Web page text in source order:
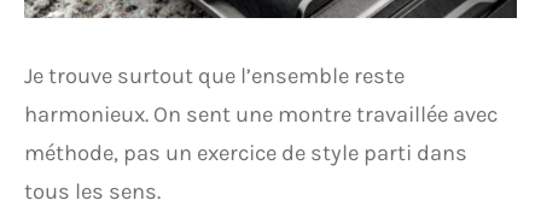
Je trouve surtout que l’ensemble reste
harmonieux. On sent une montre travaillée avec
méthode, pas un exercice de style parti dans
tous les sens.